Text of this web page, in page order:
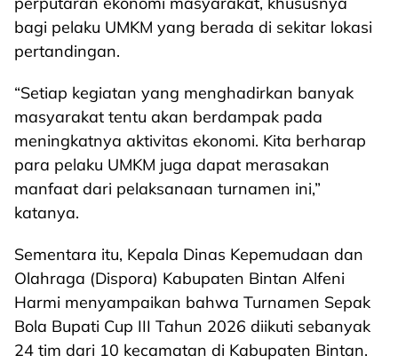
bagi pelaku UMKM yang berada di sekitar lokasi
pertandingan.
“Setiap kegiatan yang menghadirkan banyak
masyarakat tentu akan berdampak pada
meningkatnya aktivitas ekonomi. Kita berharap
para pelaku UMKM juga dapat merasakan
manfaat dari pelaksanaan turnamen ini,”
katanya.
Sementara itu, Kepala Dinas Kepemudaan dan
Olahraga (Dispora) Kabupaten Bintan Alfeni
Harmi menyampaikan bahwa Turnamen Sepak
Bola Bupati Cup III Tahun 2026 diikuti sebanyak
24 tim dari 10 kecamatan di Kabupaten Bintan.